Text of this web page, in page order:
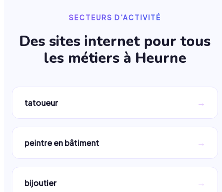
SECTEURS D'ACTIVITÉ
Des sites internet pour tous
les métiers à Heurne
tatoueur →
peintre en bâtiment →
bijoutier →